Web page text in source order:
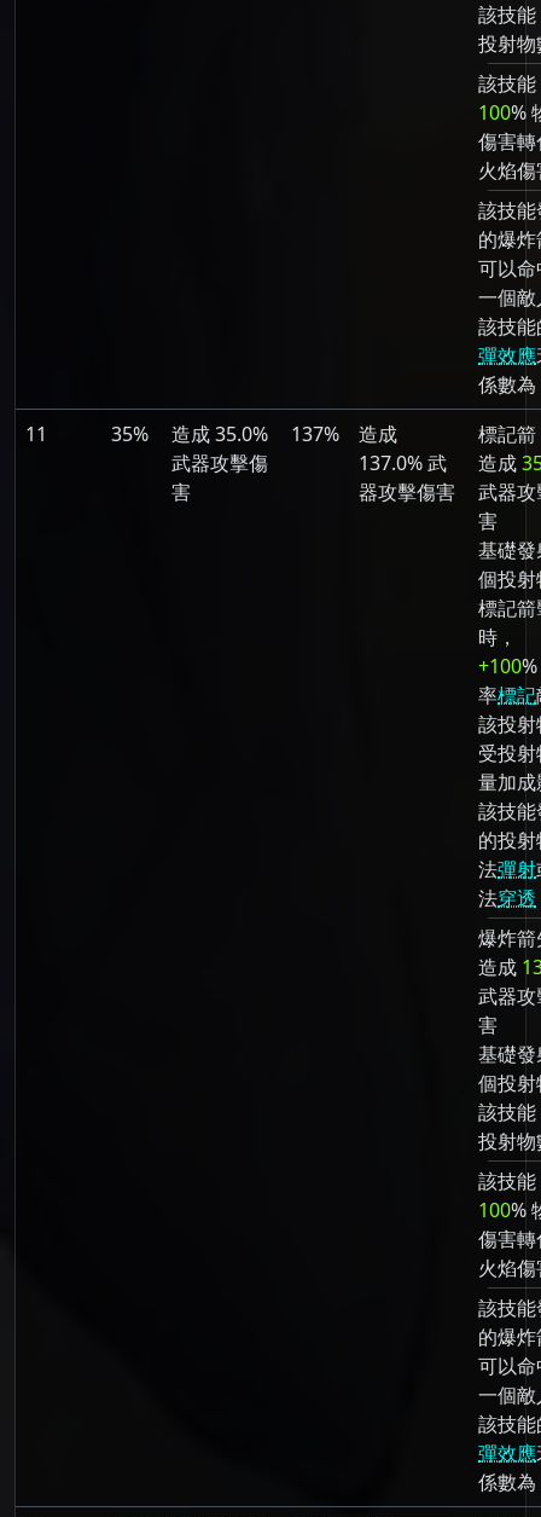
該技能
投射
該技能
100%
傷害
火焰
該技
的爆
可以
一個敵
該技能
彈效應
係數為
11
35%
造成 35.0%
武器攻擊傷
害
137%
造成
137.0% 武
器攻擊傷害
標記箭
造成
武器
害
基礎發
個投射
標記
時，
+100
率標記
該投
受投
量加
該技
的投
法彈射
法穿透
爆炸
造成
武器
害
基礎
個投射
該技能
投射
該技能
100%
傷害
火焰
該技
的爆
可以
一個敵
該技能
彈效應
係數為